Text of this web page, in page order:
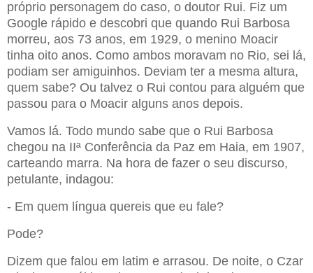
próprio personagem do caso, o doutor Rui. Fiz um
Google rápido e descobri que quando Rui Barbosa
morreu, aos 73 anos, em 1929, o menino Moacir
tinha oito anos. Como ambos moravam no Rio, sei lá,
podiam ser amiguinhos. Deviam ter a mesma altura,
quem sabe? Ou talvez o Rui contou para alguém que
passou para o Moacir alguns anos depois.
Vamos lá. Todo mundo sabe que o Rui Barbosa
chegou na IIª Conferência da Paz em Haia, em 1907,
carteando marra. Na hora de fazer o seu discurso,
petulante, indagou:
- Em quem língua quereis que eu fale?
Pode?
Dizem que falou em latim e arrasou. De noite, o Czar